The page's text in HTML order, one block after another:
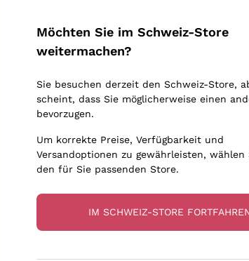
Sulfite
Biondi Santi
Argiolas
Zenato
Ca' dei Frati
Weitere Informationen finden Sie in unserem Datenschutz-
Möchten Sie im Schweiz-Store
weitermachen?
Sie besuchen derzeit den Schweiz-Store,
scheint, dass Sie möglicherweise einen
bevorzugen.
Um korrekte Preise, Verfügbarkeit und
Versandoptionen zu gewährleisten, wählen
den für Sie passenden Store.
IM SCHWEIZ-STORE